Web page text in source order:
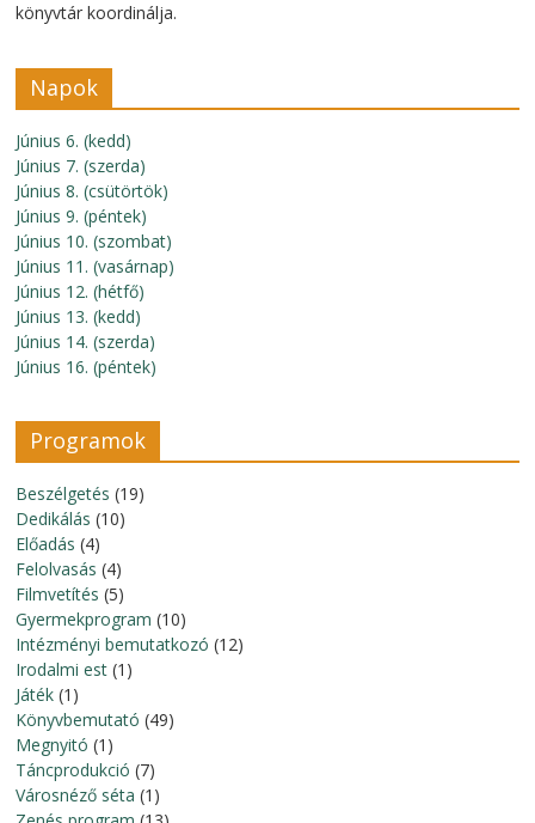
könyvtár koordinálja.
Napok
Június 6. (kedd)
Június 7. (szerda)
Június 8. (csütörtök)
Június 9. (péntek)
Június 10. (szombat)
Június 11. (vasárnap)
Június 12. (hétfő)
Június 13. (kedd)
Június 14. (szerda)
Június 16. (péntek)
Programok
Beszélgetés (19)
Dedikálás (10)
Előadás (4)
Felolvasás (4)
Filmvetítés (5)
Gyermekprogram (10)
Intézményi bemutatkozó (12)
Irodalmi est (1)
Játék (1)
Könyvbemutató (49)
Megnyitó (1)
Táncprodukció (7)
Városnéző séta (1)